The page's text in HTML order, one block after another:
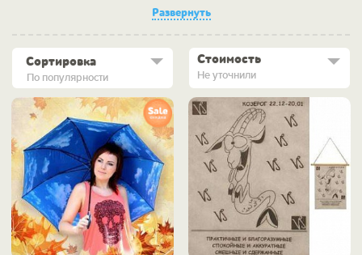
Развернуть
По популярности
Сортировка Стоимость
Не уточнили